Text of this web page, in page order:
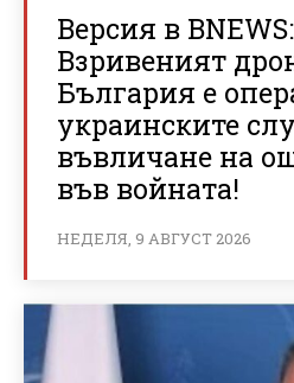
Версия в BNEWS:
Взривеният
България е
украинските
въвличане на
във войната!
НЕДЕЛЯ, 9 АВГУСТ 2026